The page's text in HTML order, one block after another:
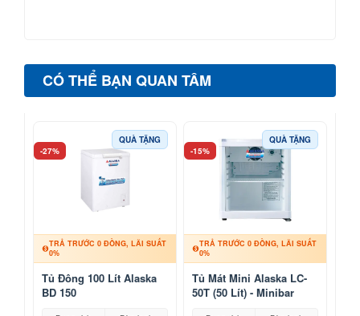
CÓ THỂ BẠN QUAN TÂM
-27%
QUÀ TẶNG
TRẢ TRƯỚC 0 ĐỒNG, LÃI SUẤT
0%
Tủ Đông 100 Lít Alaska
BD 150
-15%
QUÀ TẶNG
TRẢ TRƯỚC 0 ĐỒNG, LÃI SUẤT
0%
Tủ Mát Mini Alaska LC-
50T (50 Lít) - Minibar